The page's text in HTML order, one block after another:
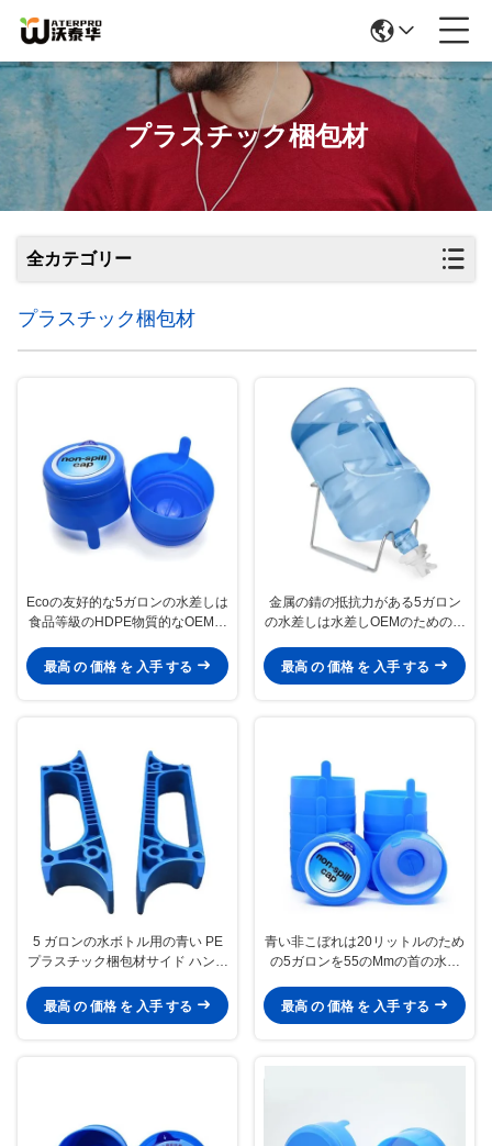
プラスチック梱包材
全カテゴリー
プラスチック梱包材
Ecoの友好的な5ガロンの水差しは
食品等級のHDPE物質的なOEMを
最高 の 価格 を 入手 する
金属の錆の抵抗力がある5ガロン
の水差しは水差しOEMのためのス
最高 の 価格 を 入手 する
5 ガロンの水ボトル用の青い PE
プラスチック梱包材サイド ハンド
最高 の 価格 を 入手 する
青い非こぼれは20リットルのため
の5ガロンを55のMmの首の水差
最高 の 価格 を 入手 する